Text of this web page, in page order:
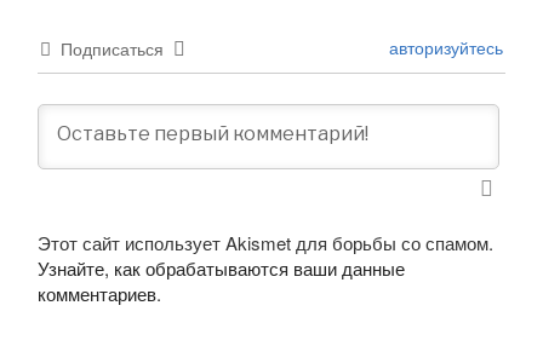
Подписаться авторизуйтесь
Этот сайт использует Akismet для борьбы со спамом.
Узнайте, как обрабатываются ваши данные
комментариев.